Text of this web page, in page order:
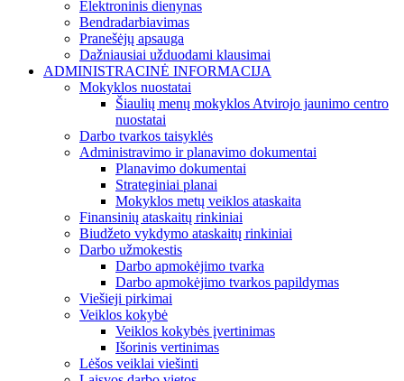
Elektroninis dienynas
Bendradarbiavimas
Pranešėjų apsauga
Dažniausiai užduodami klausimai
ADMINISTRACINĖ INFORMACIJA
Mokyklos nuostatai
Šiaulių menų mokyklos Atvirojo jaunimo centro
nuostatai
Darbo tvarkos taisyklės
Administravimo ir planavimo dokumentai
Planavimo dokumentai
Strateginiai planai
Mokyklos metų veiklos ataskaita
Finansinių ataskaitų rinkiniai
Biudžeto vykdymo ataskaitų rinkiniai
Darbo užmokestis
Darbo apmokėjimo tvarka
Darbo apmokėjimo tvarkos papildymas
Viešieji pirkimai
Veiklos kokybė
Veiklos kokybės įvertinimas
Išorinis vertinimas
Lėšos veiklai viešinti